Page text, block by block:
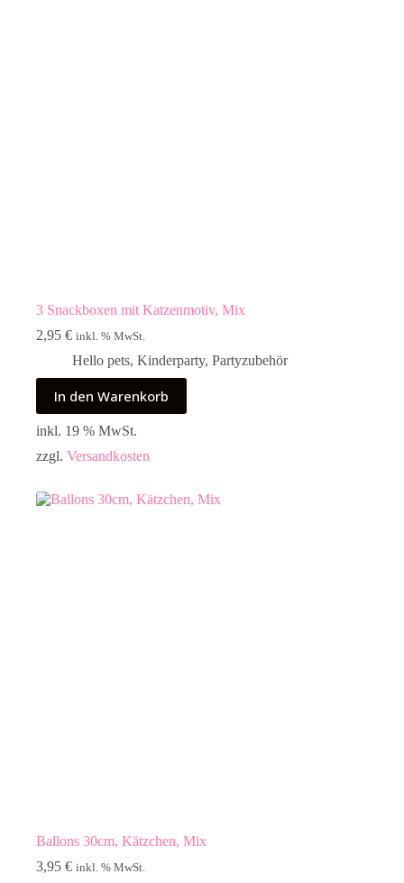
3 Snackboxen mit Katzenmotiv, Mix
2,95 € inkl. % MwSt.
Hello pets, Kinderparty, Partyzubehör
In den Warenkorb
inkl. 19 % MwSt.
zzgl. Versandkosten
Ballons 30cm, Kätzchen, Mix
3,95 € inkl. % MwSt.